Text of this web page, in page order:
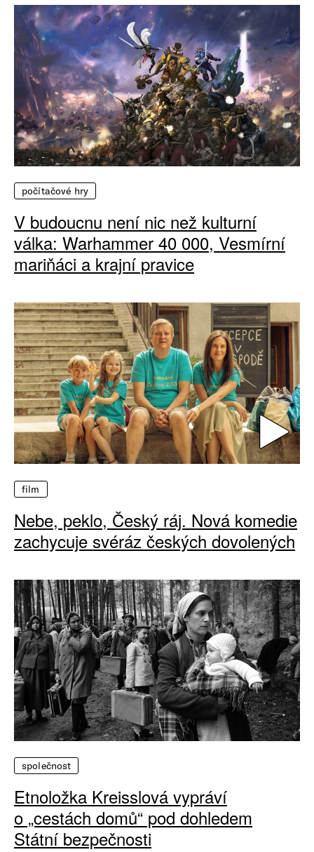
počítačové hry
V budoucnu není nic než kulturní
válka: Warhammer 40 000, Vesmírní
mariňáci a krajní pravice
film
Nebe, peklo, Český ráj. Nová komedie
zachycuje svéráz českých dovolených
společnost
Etnoložka Kreisslová vypráví
o „cestách domů“ pod dohledem
Státní bezpečnosti